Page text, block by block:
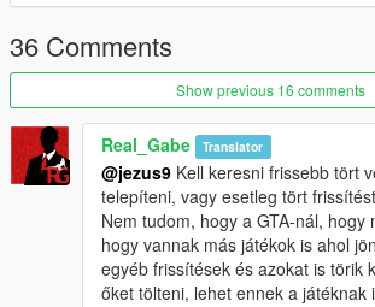
36 Comments
Show previous 16 comments
Real_Gabe Translator
@jezus9 Kell keresni frissebb tört
telepíteni, vagy esetleg tört
Nem tudom, hogy a GTA-nál, hogy
hogy vannak más játékok is ahol
egyéb frissítések és azokat is törik
őket tölteni, lehet ennek a játéknak